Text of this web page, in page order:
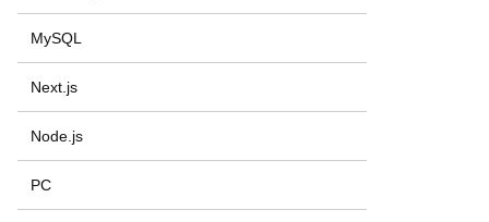
MySQL
Next.js
Node.js
PC